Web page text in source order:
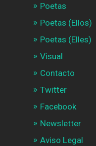
Poetas
Poetas (Ellos)
Poetas (Elles)
Visual
Contacto
Twitter
Facebook
Newsletter
Aviso Legal